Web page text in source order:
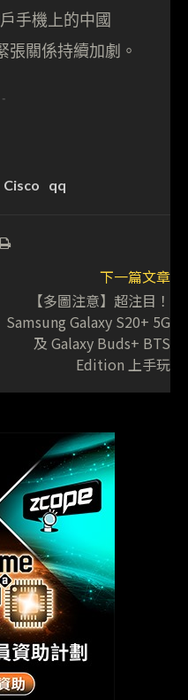
手機上的中國
關係持續加劇。
-
Cisco qq
下一篇文章
【多圖注意】超注目！
Samsung Galaxy S20+ 5G
及 Galaxy Buds+ BTS
Edition 上手玩